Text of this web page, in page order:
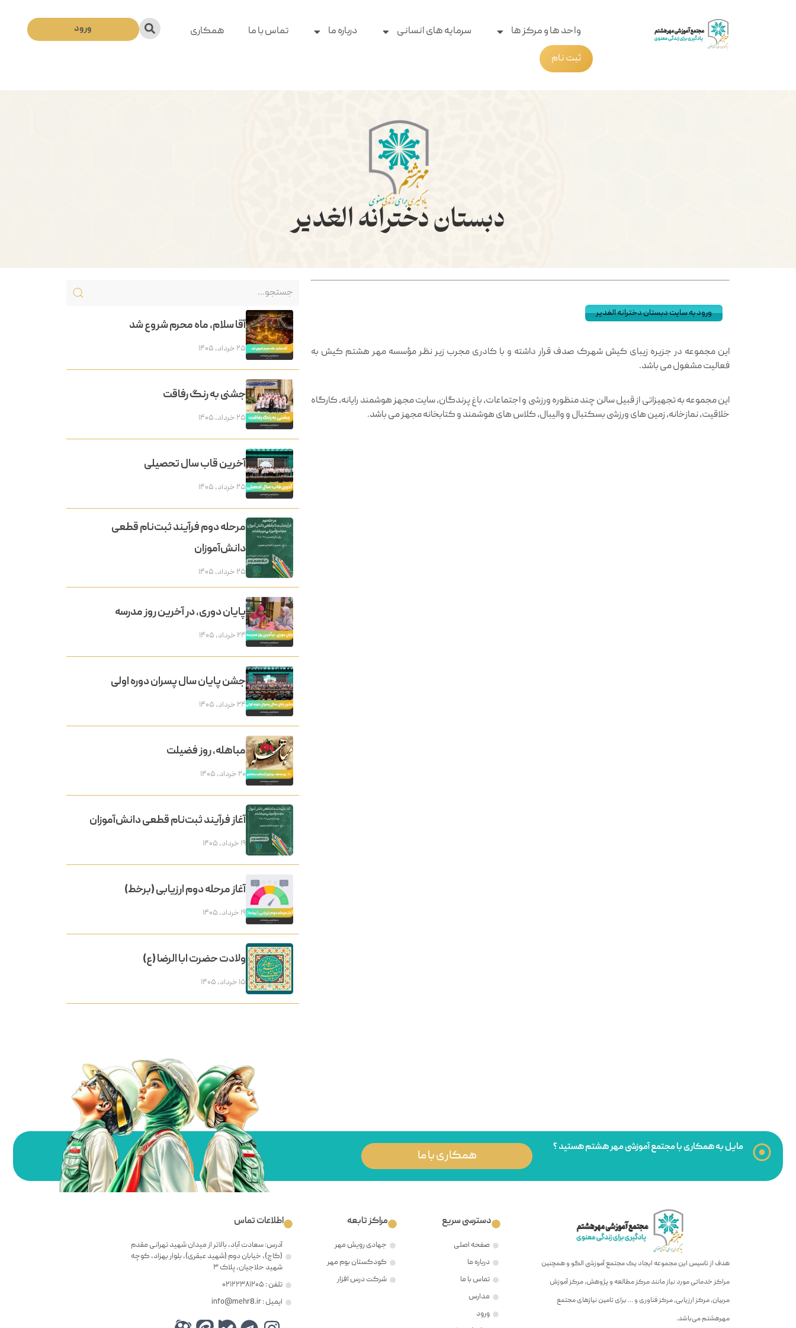
واحد ها و مرکز ها سرمایه های انسانی درباره ما تماس با ما
همکاری
ثبت نام
ورود
دبستان دخترانه الغدیر
ورود به سایت دبستان دخترانه الغدیر
این مجموعه در جزیره زیبای کیش شهرک صدف قرار داشته و با کادری مجرب زیر نظر مؤسسه مهر هشتم کیش به
فعالیت مشغول می باشد.
این مجموعه به تجهیزاتی از قبیل سالن چند منظوره ورزشی و اجتماعات، باغ پرندگان، سایت مجهز هوشمند رایانه، کارگاه
خلاقیت، نمازخانه، زمین های ورزشی بسکتبال و والیبال، کلاس های هوشمند و کتابخانه مجهز می باشد.
آقا سلام، ماه محرم شروع شد
۲۵ خرداد, ۱۴۰۵
جشنی به رنگ رفاقت
۲۵ خرداد, ۱۴۰۵
آخرین قاب سال تحصیلی
۲۵ خرداد, ۱۴۰۵
مرحله دوم فرآیند ثبت‌نام قطعی
دانش‌آموزان
۲۵ خرداد, ۱۴۰۵
پایان دوری، در آخرین روز مدرسه
۲۴ خرداد, ۱۴۰۵
جشن پایان سال پسران دوره اولی
۲۴ خرداد, ۱۴۰۵
مباهله، روز فضیلت
۲۰ خرداد, ۱۴۰۵
آغاز فرآیند ثبت‌نام قطعی دانش‌آموزان
۱۹ خرداد, ۱۴۰۵
آغاز مرحله دوم ارزیابی (برخط)
۱۹ خرداد, ۱۴۰۵
ولادت حضرت ابا الرضا (ع)
۱۵ خرداد, ۱۴۰۵
مایل به همکاری با مجتمع آموزشی مهر هشتم هستید ؟
همکاری با ما
هدف از تاسیس این مجموعه ایجاد یک مجتمع آموزشی الگو و همچنین
مراکز خدماتی مورد نیاز مانند مرکز مطالعه و پژوهش، مرکز آموزش
مربیان، مرکز ارزیابی، مرکز فناوری و … برای تامین نیازهای مجتمع
مهرهشتم می‌باشد.
دسترسی سریع
صفحه اصلی
درباره ما
تماس با ما
مدارس
ورود
مراکز تابعه
جهادی رویش مهر
کودکستان بوم مهر
شرکت درس افزار
اطلاعات تماس
آدرس: سعادت آباد، بالاتر از میدان شهید تهرانی مقدم
(کاج)، خیابان دوم (شهید عبقری)، بلوار بهزاد، کوچه
شهید حلاجیان، پلاک ۳
تلفن : ۰۲۱۲۲۳۸۱۲۰۵
ایمیل : info@mehr8.ir